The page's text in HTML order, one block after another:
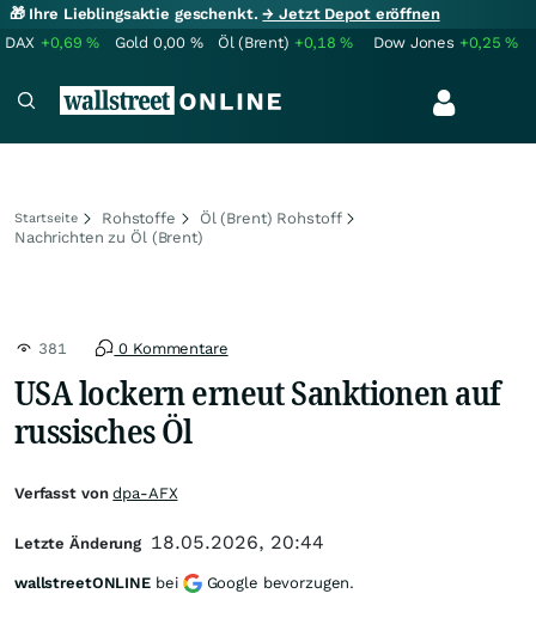
🎁 Ihre Lieblingsaktie geschenkt.→ Jetzt Depot eröffnen
DAX +0,69% Gold 0,00 % Öl (Brent) +0,18% Dow Jones +0,25%
Startseite Rohstoffe
Öl (Brent) Rohstoff
Nachrichten zu Öl (Brent)
381 0 Kommentare
USA lockern erneut Sanktionen auf
russisches Öl
Verfasst vondpa-AFX
Letzte Änderung 18.05.2026, 20:44
wallstreetONLINE bei Google bevorzugen.